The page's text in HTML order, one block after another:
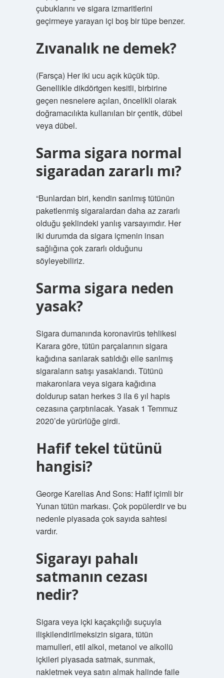
çubuklarını ve sigara izmaritlerini
geçirmeye yarayan içi boş bir tüpe benzer.
Zıvanalık ne demek?
(Farsça) Her iki ucu açık küçük tüp.
Genellikle dikdörtgen kesitli, birbirine
geçen nesnelere açılan, öncelikli olarak
doğramacılıkta kullanılan bir çentik, dübel
veya dübel.
Sarma sigara normal
sigaradan zararlı mı?
“Bunlardan biri, kendin sarılmış tütünün
paketlenmiş sigaralardan daha az zararlı
olduğu şeklindeki yanlış varsayımdır. Her
iki durumda da sigara içmenin insan
sağlığına çok zararlı olduğunu
söyleyebiliriz.
Sarma sigara neden
yasak?
Sigara dumanında koronavirüs tehlikesi
Karara göre, tütün parçalarının sigara
kağıdına sarılarak satıldığı elle sarılmış
sigaraların satışı yasaklandı. Tütünü
makaronlara veya sigara kağıdına
doldurup satan herkes 3 ila 6 yıl hapis
cezasına çarptırılacak. Yasak 1 Temmuz
2020’de yürürlüğe girdi.
Hafif tekel tütünü
hangisi?
George Karelias And Sons: Hafif içimli bir
Yunan tütün markası. Çok popülerdir ve bu
nedenle piyasada çok sayıda sahtesi
vardır.
Sigarayı pahalı
satmanın cezası
nedir?
Sigara veya içki kaçakçılığı suçuyla
ilişkilendirilmeksizin sigara, tütün
mamulleri, etil alkol, metanol ve alkollü
içkileri piyasada satmak, sunmak,
nakletmek veya satın almak halinde faile